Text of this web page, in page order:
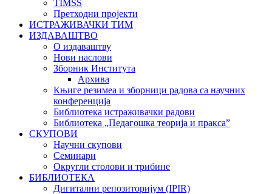
TIMSS
Претходни пројекти
ИСТРАЖИВАЧКИ ТИМ
ИЗДАВАШТВО
О издаваштву
Нови наслови
Зборник Института
Архива
Књиге резимеа и зборници радова са научних
конференција
Библиотека истраживачки радови
Библиотека „Педагошка теорија и пракса”
СКУПОВИ
Научни скупови
Семинари
Округли столови и трибине
БИБЛИОТЕКА
Дигитални репозиторијум (IPIR)